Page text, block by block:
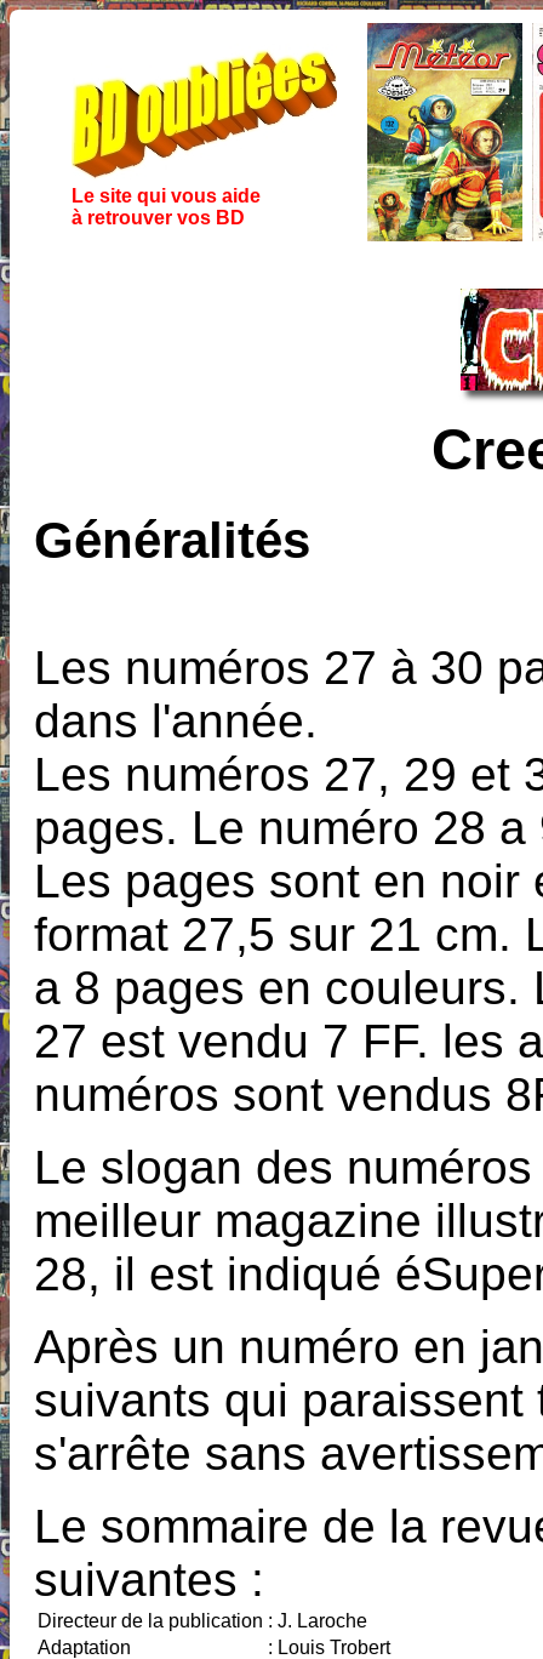
Le site qui vous aide
à retrouver vos BD
Généralités
Les numéros 27 à 30
dans l'année.
Les numéros 27, 29 et
pages. Le numéro 28 a
Les pages sont en noir
format 27,5 sur 21 cm.
a 8 pages en couleurs.
27 est vendu 7 FF. les
numéros sont vendus
Le slogan des
meilleur magazine
28, il est indiqué
Après un numéro en
suivants qui
s'arrête sans
Le sommaire de la
suivantes :
Directeur de la publication : J. Laroche
Adaptation
: Louis Trobert